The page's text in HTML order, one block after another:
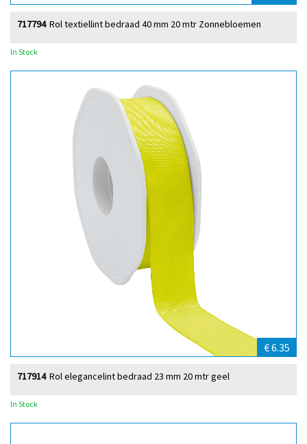
Rol textiellint bedraad 40 mm 20 mtr Zonnebloemen
717794
In Stock
€ 6.35
Rol elegancelint bedraad 23 mm 20 mtr geel
717914
In Stock